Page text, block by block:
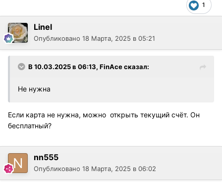
1
Linel
Опубликовано 18 Марта, 2025 в 05:21
В 10.03.2025 в 06:13, FinAceсказал:
Не нужна
Если карта не нужна, можно открыть текущий счёт. Он
бесплатный?
nn555
Опубликовано 18 Марта, 2025 в 06:02